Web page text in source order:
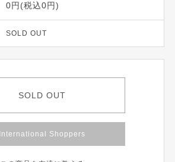
0円(税込0円)
SOLD OUT
SOLD OUT
International Shoppers